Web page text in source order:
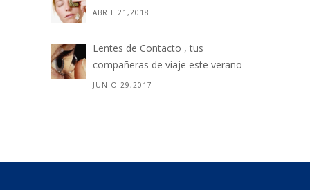
ABRIL 21,2018
Lentes de Contacto , tus
compañeras de viaje este verano
JUNIO 29,2017